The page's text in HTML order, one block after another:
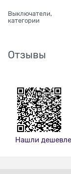
Выключатели,
категории
Отзывы
Нашли